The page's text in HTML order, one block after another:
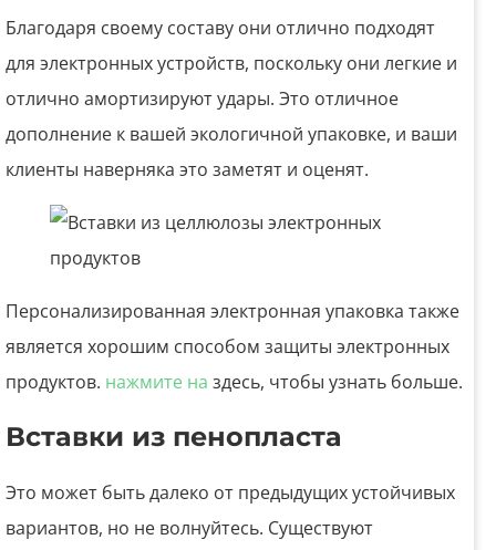
Благодаря своему составу они отлично подходят
для электронных устройств, поскольку они легкие и
отлично амортизируют удары. Это отличное
дополнение к вашей экологичной упаковке, и ваши
клиенты наверняка это заметят и оценят.
Персонализированная электронная упаковка также
является хорошим способом защиты электронных
продуктов. нажмите на здесь, чтобы узнать больше.
Вставки из пенопласта
Это может быть далеко от предыдущих устойчивых
вариантов, но не волнуйтесь. Существуют